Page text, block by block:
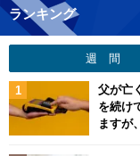
ランキング
週 間
父が亡
を続け
ますが